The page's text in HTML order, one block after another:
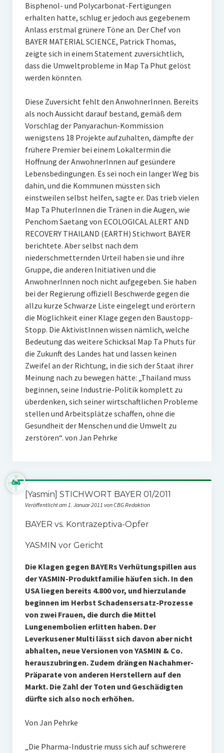
Bisphenol- und Polycarbonat-Fertigungen
erhalten hatte, schlug er jedoch aus gegebenem
Anlass erstmal grünere Töne an. Der Chef von
BAYER MATERIAL SCIENCE, Patrick Thomas,
zeigte sich in einem Statement zuversichtlich,
dass die Umweltprobleme in Map Ta Phut gelöst
werden könnten.
Diese Zuversicht fehlt den AnwohnerInnen. Bereits
als noch Aussicht darauf bestand, gemäß dem
Vorschlag der Panyarachun-Kommission
wenigstens 18 Projekte aufzuhalten, dämpfte der
frühere Premier bei einem Lokaltermin die
Hoffnung der AnwohnerInnen auf gesündere
Lebensbedingungen. Es sei noch ein langer Weg bis
dahin, und die Kommunen müssten sich
einstweilen selbst helfen, sagte er. Das trieb vielen
Map Ta PhuterInnen die Tränen in die Augen, wie
Penchom Saetang von ECOLOGICAL ALERT AND
RECOVERY THAILAND (EARTH) Stichwort BAYER
berichtete. Aber selbst nach dem
niederschmetternden Urteil haben sie und ihre
Gruppe, die anderen Initiativen und die
AnwohnerInnen noch nicht aufgegeben. Sie haben
bei der Regierung offiziell Beschwerde gegen die
allzu kurze Schwarze Liste eingelegt und erörtern
die Möglichkeit einer Klage gegen den Baustopp-
Stopp. Die AktivistInnen wissen nämlich, welche
Bedeutung das weitere Schicksal Map Ta Phuts für
die Zukunft des Landes hat und lassen keinen
Zweifel an der Richtung, in die sich der Staat ihrer
Meinung nach zu bewegen hätte: „Thailand muss
beginnen, seine Industrie-Politik komplett zu
überdenken, sich seiner wirtschaftlichen Probleme
stellen und Arbeitsplätze schaffen, ohne die
Gesundheit der Menschen und die Umwelt zu
zerstören“. von Jan Pehrke
[Yasmin] STICHWORT BAYER 01/2011
Veröffentlicht am 1. Januar 2011 von CBG Redaktion
BAYER vs. Kontrazeptiva-Opfer
YASMIN vor Gericht
Die Klagen gegen BAYERs Verhütungspillen aus
der YASMIN-Produktfamilie häufen sich. In den
USA liegen bereits 4.800 vor, und hierzulande
beginnen im Herbst Schadensersatz-Prozesse
von zwei Frauen, die durch die Mittel
Lungenembolien erlitten haben. Der
Leverkusener Multi lässt sich davon aber nicht
abhalten, neue Versionen von YASMIN & Co.
herauszubringen. Zudem drängen Nachahmer-
Präparate von anderen Herstellern auf den
Markt. Die Zahl der Toten und Geschädigten
dürfte sich also noch erhöhen.
Von Jan Pehrke
„Die Pharma-Industrie muss sich auf schwerere